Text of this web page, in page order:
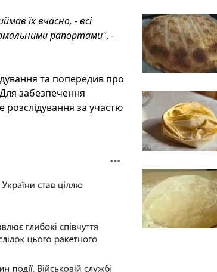
їх вчасно, - всі
рапортами", -
та попередив про
забезпечення
за участю